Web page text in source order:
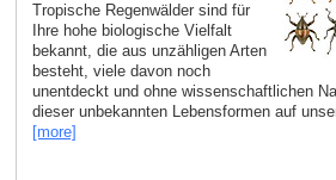
Tropische Regenwälder sind für
Ihre hohe biologische Vielfalt
bekannt, die aus unzähligen Arten
besteht, viele davon noch
unentdeckt und ohne wissenschaftlichen
dieser unbekannten Lebensformen auf
[more]